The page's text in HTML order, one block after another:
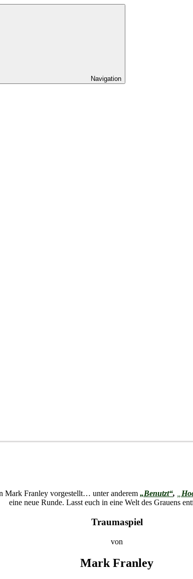
Navigation
Mark Franley vorgestellt… unter anderem „Benutzt“, „
eine neue Runde. Lasst euch in eine Welt des Grauens
Traumaspiel
von
Mark Franley